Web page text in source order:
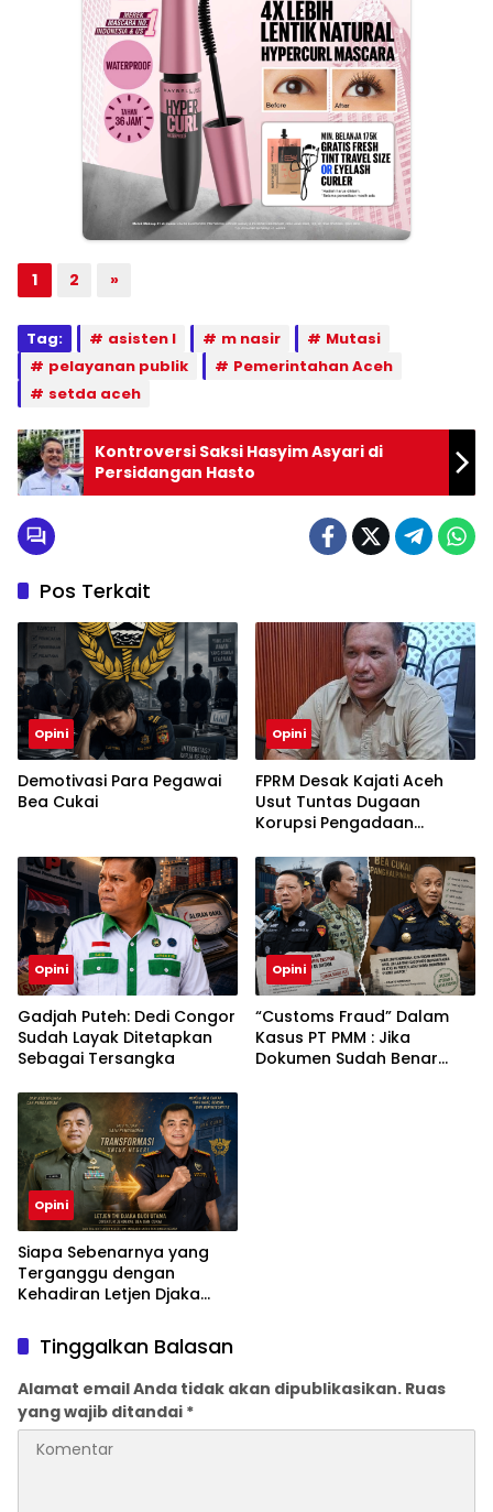
1 2 »
Tag: asisten I m nasir
Mutasi
pelayanan publik
Pemerintahan Aceh
setda aceh
Kontroversi Saksi Hasyim Asyari di
Persidangan Hasto
Pos Terkait
Opini
Demotivasi Para Pegawai
Bea Cukai
Opini
FPRM Desak Kajati Aceh
Usut Tuntas Dugaan
Korupsi Pengadaan
Langsa
Opini
Gadjah Puteh: Dedi Congor
Sudah Layak Ditetapkan
Sebagai Tersangka
Opini
“Customs Fraud” Dalam
Kasus PT PMM : Jika
Dokumen Sudah Benar
Opini
Siapa Sebenarnya yang
Terganggu dengan
Kehadiran Letjen Djaka
sebagai Dirjen Bea Cukai?
Tinggalkan Balasan
Alamat email Anda tidak akan dipublikasikan. Ruas
yang wajib ditandai *